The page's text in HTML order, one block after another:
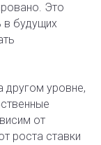
Это
в будущих
другом уровне,
от
роста ставки